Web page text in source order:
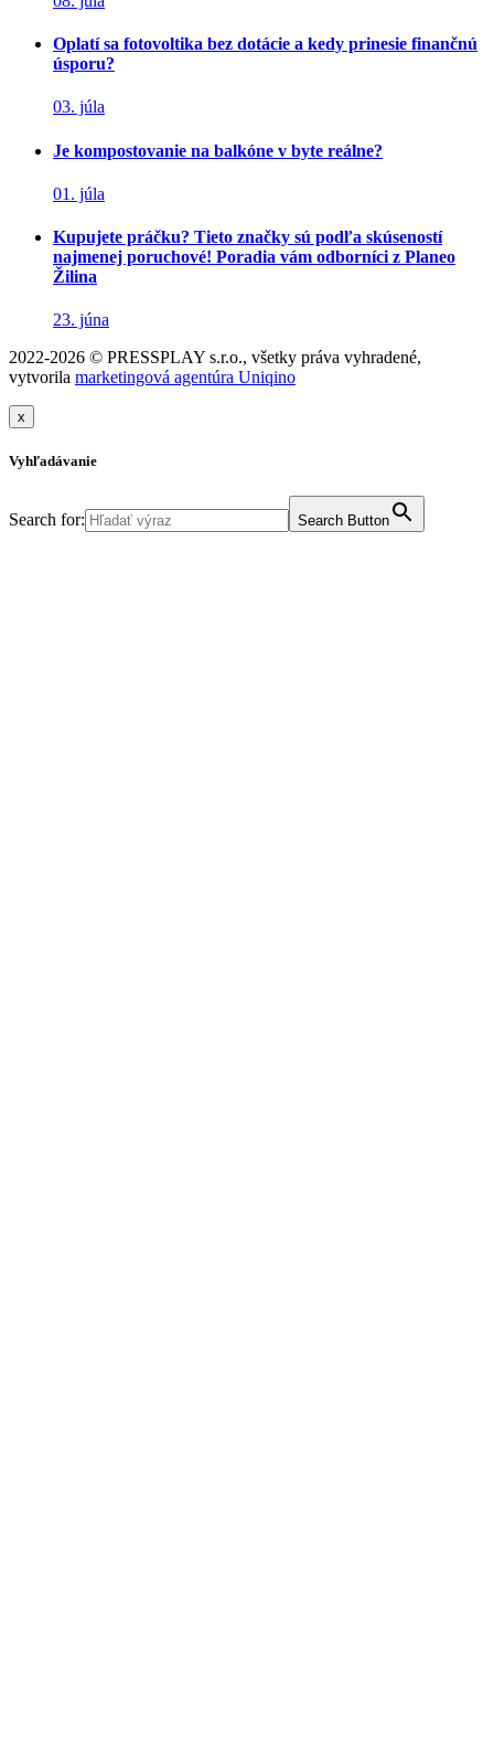
Oplatí sa fotovoltika bez dotácie a kedy prinesie finančnú
úsporu?
03. júla
Je kompostovanie na balkóne v byte reálne?
01. júla
Kupujete práčku? Tieto značky sú podľa skúseností
najmenej poruchové! Poradia vám odborníci z Planeo
Žilina
23. júna
2022-2026 © PRESSPLAY s.r.o., všetky práva vyhradené,
vytvorila marketingová agentúra Uniqino
x
Vyhľadávanie
Search for: Search Button